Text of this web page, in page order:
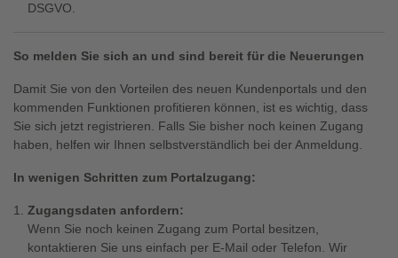
DSGVO.
So melden Sie sich an und sind bereit für die Neuerungen
Damit Sie von den Vorteilen des neuen Kundenportals und den
kommenden Funktionen profitieren können, ist es wichtig, dass
Sie sich jetzt registrieren. Falls Sie bisher noch keinen Zugang
haben, helfen wir Ihnen selbstverständlich bei der Anmeldung.
In wenigen Schritten zum Portalzugang:
Zugangsdaten anfordern:
Wenn Sie noch keinen Zugang zum Portal besitzen,
kontaktieren Sie uns einfach per E-Mail oder Telefon. Wir